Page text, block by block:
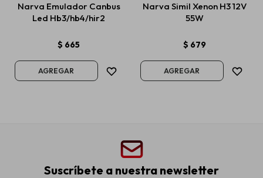
Narva Emulador Canbus
Led Hb3/hb4/hir2
$ 665
Narva Simil Xenon H3 12V
55W
$ 679
Suscríbete a nuestra newsletter